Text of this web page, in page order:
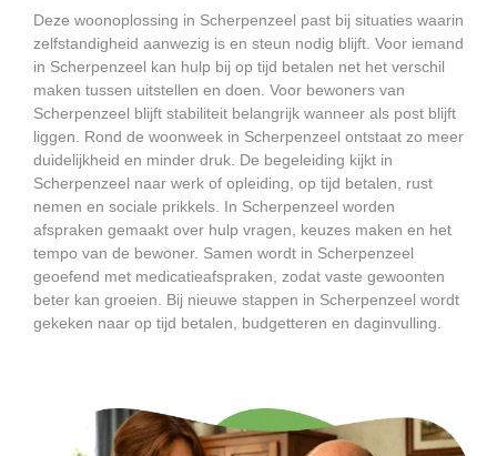
Deze woonoplossing in Scherpenzeel past bij situaties waarin
zelfstandigheid aanwezig is en steun nodig blijft. Voor iemand
in Scherpenzeel kan hulp bij op tijd betalen net het verschil
maken tussen uitstellen en doen. Voor bewoners van
Scherpenzeel blijft stabiliteit belangrijk wanneer als post blijft
liggen. Rond de woonweek in Scherpenzeel ontstaat zo meer
duidelijkheid en minder druk. De begeleiding kijkt in
Scherpenzeel naar werk of opleiding, op tijd betalen, rust
nemen en sociale prikkels. In Scherpenzeel worden
afspraken gemaakt over hulp vragen, keuzes maken en het
tempo van de bewoner. Samen wordt in Scherpenzeel
geoefend met medicatieafspraken, zodat vaste gewoonten
beter kan groeien. Bij nieuwe stappen in Scherpenzeel wordt
gekeken naar op tijd betalen, budgetteren en daginvulling.